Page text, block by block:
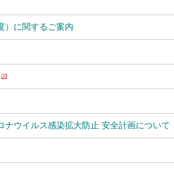
）に関するご案内
ウイルス感染拡大防止 安全計画について